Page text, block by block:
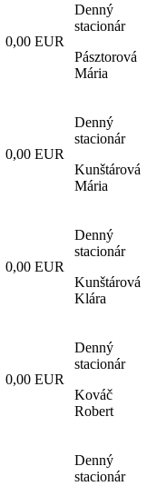
0,00 EUR
Denný
stacionár
Pásztorová
Mária
0,00 EUR
Denný
stacionár
Kunštárová
Mária
0,00 EUR
Denný
stacionár
Kunštárová
Klára
0,00 EUR
Denný
stacionár
Kováč
Robert
Denný
stacionár